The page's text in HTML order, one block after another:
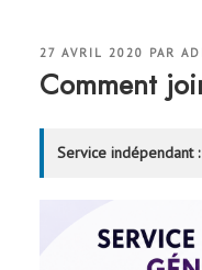
PUBLIÉ
27 AVRIL 2020 PAR
Comment
Service indépendant :